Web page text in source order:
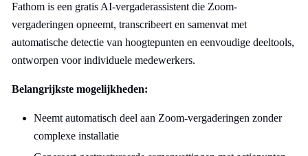
Fathom is een gratis AI-vergaderassistent die Zoom-
vergaderingen opneemt, transcribeert en samenvat met
automatische detectie van hoogtepunten en eenvoudige deeltools,
ontworpen voor individuele medewerkers.
Belangrijkste mogelijkheden:
Neemt automatisch deel aan Zoom-vergaderingen zonder
complexe installatie